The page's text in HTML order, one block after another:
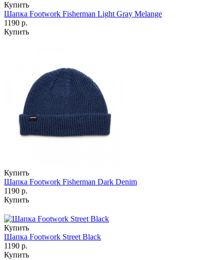
Купить
Шапка Footwork Fisherman Light Gray Melange
1190 р.
Купить
Купить
Шапка Footwork Fisherman Dark Denim
1190 р.
Купить
Купить
Шапка Footwork Street Black
1190 р.
Купить